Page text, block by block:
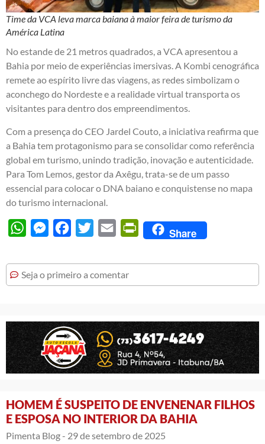
Time da VCA leva marca baiana à maior feira de turismo da
América Latina
No estande de 21 metros quadrados, a VCA apresentou a
Bahia por meio de experiências imersivas. A Kombi cenográfica
remete ao espírito livre das viagens, as redes simbolizam o
aconchego do Nordeste e a realidade virtual transporta os
visitantes para dentro dos empreendimentos.
Com a presença do CEO Jardel Couto, a iniciativa reafirma que
a Bahia tem protagonismo para se consolidar como referência
global em turismo, unindo tradição, inovação e autenticidade.
Para Tom Lemos, gestor da Axêgu, trata-se de um passo
essencial para colocar o DNA baiano e conquistense no mapa
do turismo internacional.
WhatsAppMessengerFacebook
Twitter Email PrintFriendly
Share
Seja o primeiro a comentar
HOMEM É SUSPEITO DE ENVENENAR FILHOS
E ESPOSA NO INTERIOR DA BAHIA
Pimenta Blog - 29 de setembro de 2025